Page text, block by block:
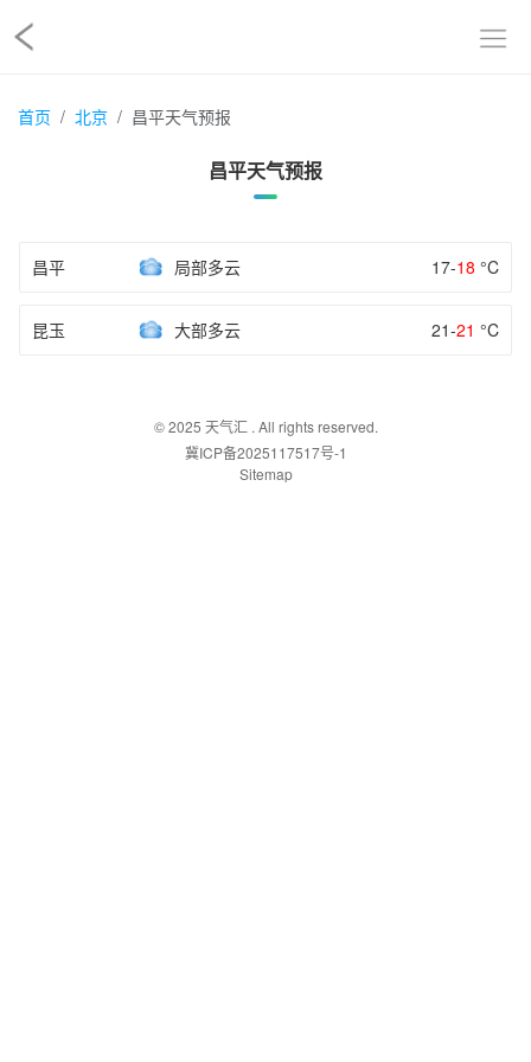
首页 北京 昌平天气预报
昌平天气预报
昌平 局部多云 17-18 °C
昆玉 大部多云 21-21 °C
© 2025 天气汇. All rights reserved.
冀ICP备2025117517号-1
Sitemap